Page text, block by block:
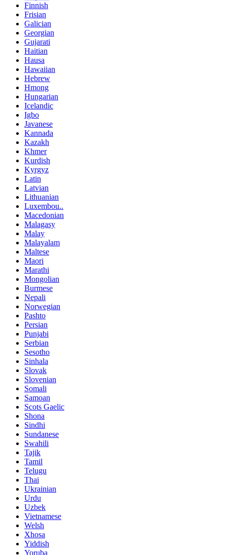
Finnish
Frisian
Galician
Georgian
Gujarati
Haitian
Hausa
Hawaiian
Hebrew
Hmong
Hungarian
Icelandic
Igbo
Javanese
Kannada
Kazakh
Khmer
Kurdish
Kyrgyz
Latin
Latvian
Lithuanian
Luxembou..
Macedonian
Malagasy
Malay
Malayalam
Maltese
Maori
Marathi
Mongolian
Burmese
Nepali
Norwegian
Pashto
Persian
Punjabi
Serbian
Sesotho
Sinhala
Slovak
Slovenian
Somali
Samoan
Scots Gaelic
Shona
Sindhi
Sundanese
Swahili
Tajik
Tamil
Telugu
Thai
Ukrainian
Urdu
Uzbek
Vietnamese
Welsh
Xhosa
Yiddish
Yoruba